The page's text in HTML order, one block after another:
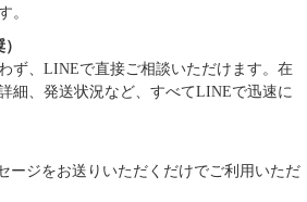
。
ず、LINEで直接ご相談いただけます。在
細、発送状況など、すべてLINEで迅速に
ージをお送りいただくだけでご利用いただ